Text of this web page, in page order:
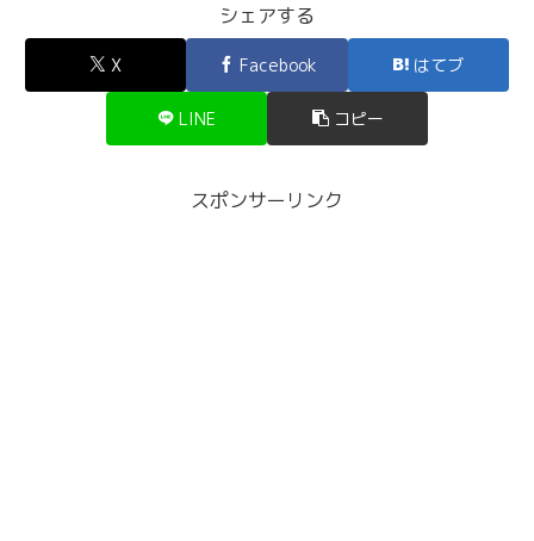
シェアする
X Facebook はてブ
LINE コピー
スポンサーリンク